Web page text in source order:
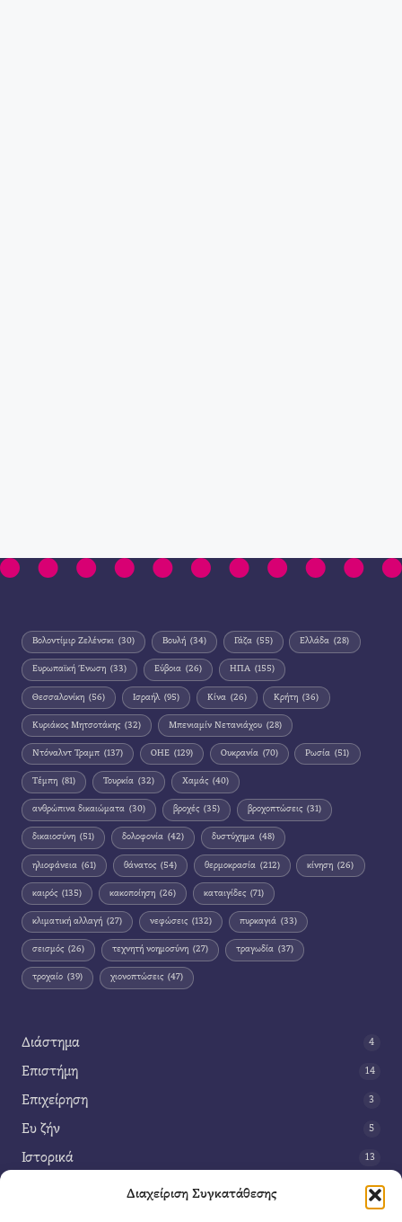
Διαχείριση Συγκατάθεσης
Βολοντίμιρ Ζελένσκι (30) Βουλή (34) Γάζα (55) Ελλάδα (28)
Ευρωπαϊκή Ένωση (33) Εύβοια (26) ΗΠΑ (155)
Θεσσαλονίκη (56) Ισραήλ (95) Κίνα (26) Κρήτη (36)
Κυριάκος Μητσοτάκης (32) Μπενιαμίν Νετανιάχου (28)
Ντόναλντ Τραμπ (137) ΟΗΕ (129) Ουκρανία (70) Ρωσία (51)
Τέμπη (81) Τουρκία (32) Χαμάς (40)
ανθρώπινα δικαιώματα (30) βροχές (35) βροχοπτώσεις (31)
δικαιοσύνη (51) δολοφονία (42) δυστύχημα (48)
ηλιοφάνεια (61) θάνατος (54) θερμοκρασία (212) κίνηση (26)
καιρός (135) κακοποίηση (26) καταιγίδες (71)
κλιματική αλλαγή (27) νεφώσεις (132) πυρκαγιά (33)
σεισμός (26) τεχνητή νοημοσύνη (27) τραγωδία (37)
τροχαίο (39) χιονοπτώσεις (47)
Διάστημα 4
Επιστήμη 14
Επιχείρηση 3
Ευ ζήν 5
Ιστορικά 13
42